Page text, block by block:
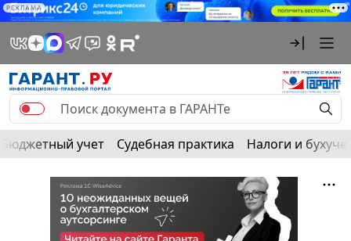
РЕКЛАМА
Бюджетный учет Судебная практика Налоги и